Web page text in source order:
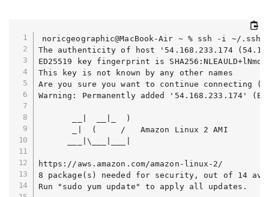
noricgeographic@MacBook-Air ~ % ssh -i ~/.ssh/
The authenticity of host '54.168.233.174
ED25519 key fingerprint is
This key is not known by any other names
Are you sure you want to continue connecting
Warning: Permanently added '54.168.233.174'
       __|  __|_  )
       _|  (     /   Amazon Linux 2 AMI
      ___|\___|___|
https://aws.amazon.com/amazon-linux-2/
8 package(s) needed for security, out of 14
Run "sudo yum update" to apply all updates.